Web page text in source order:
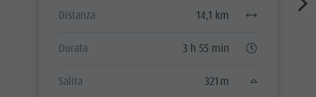
Distanza 14,1 km
Durata 3 h 55 min
Salita 321 m